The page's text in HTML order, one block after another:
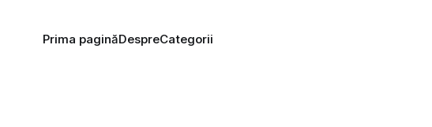
Prima paginăDespreCategorii